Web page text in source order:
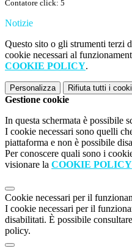
Contatore click: 5
Notizie
Questo sito o gli strumenti terzi
cookie necessari al
COOKIE POLICY.
Personalizza Rifiuta tutti i
Gestione cookie
In questa schermata è possibile
I cookie necessari sono quelli
piattaforma e non è possibile
Per conoscere quali sono i
visionare la COOKIE POLICY
Cookie necessari per il
I cookie necessari per il
disabilitati. È possibile
policy.